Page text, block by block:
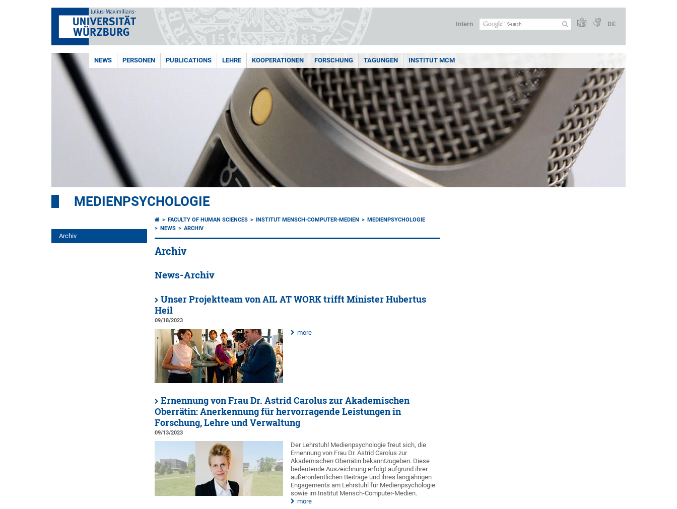
Intern DE
NEWS PERSONEN PUBLICATIONS LEHRE KOOPERATIONEN FORSCHUNG TAGUNGEN INSTITUT MCM
MEDIENPSYCHOLOGIE
Archiv
FACULTY OF HUMAN SCIENCES INSTITUT MENSCH-COMPUTER-MEDIEN
MEDIENPSYCHOLOGIE
NEWS
ARCHIV
Archiv
News-Archiv
Unser Projektteam von AIL AT WORK trifft Minister Hubertus
Heil
09/18/2023
more
Ernennung von Frau Dr. Astrid Carolus zur Akademischen
Oberrätin: Anerkennung für hervorragende Leistungen in
Forschung, Lehre und Verwaltung
09/13/2023
Der Lehrstuhl Medienpsychologie freut sich, die
Ernennung von Frau Dr. Astrid Carolus zur
Akademischen Oberrätin bekanntzugeben. Diese
bedeutende Auszeichnung erfolgt aufgrund ihrer
außerordentlichen Beiträge und ihres langjährigen
Engagements am Lehrstuhl für Medienpsychologie
sowie im Institut Mensch-Computer-Medien.
more